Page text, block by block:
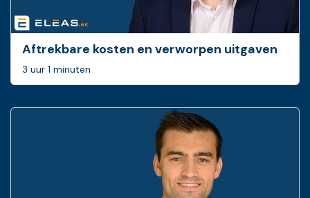
Aftrekbare kosten en verworpen uitgaven
3 uur 1 minuten